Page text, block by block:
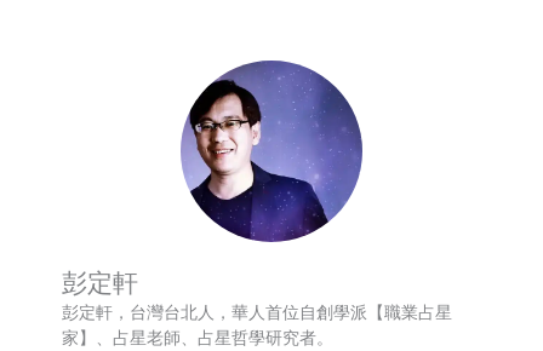
彭定軒
彭定軒，台灣台北人，華人首位自創學派【職業占星
家】、占星老師、占星哲學研究者。